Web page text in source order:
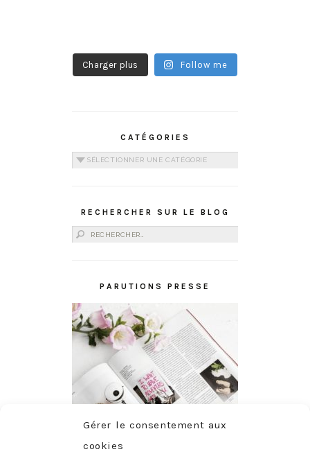
Gérer le consentement aux
cookies
Charger plus Follow me
CATÉGORIES
Catégories
RECHERCHER SUR LE BLOG
Rechercher :
PARUTIONS PRESSE